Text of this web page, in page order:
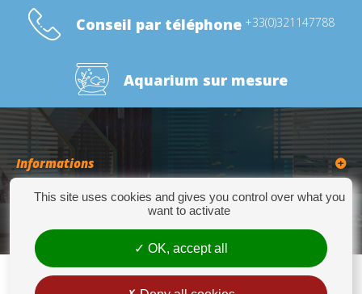
Conseil par téléphone +33(0)321147788
Aquarium sur mesure
Informations
Catégories
This site uses cookies and gives you control over what you
want to activate
OK, accept all